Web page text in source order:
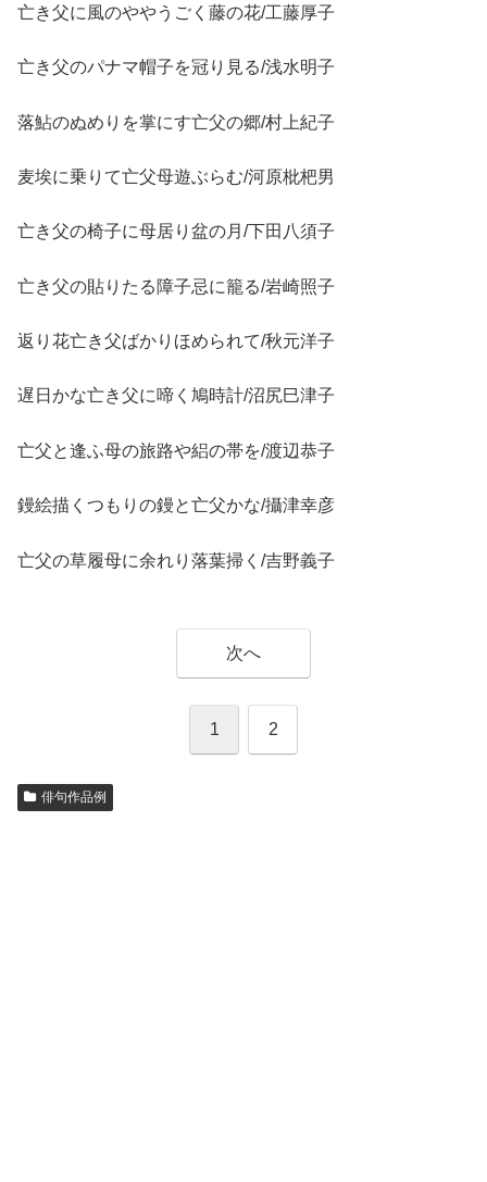
亡き父に風のややうごく藤の花/工藤厚子
亡き父のパナマ帽子を冠り見る/浅水明子
落鮎のぬめりを掌にす亡父の郷/村上紀子
麦埃に乗りて亡父母遊ぶらむ/河原枇杷男
亡き父の椅子に母居り盆の月/下田八須子
亡き父の貼りたる障子忌に籠る/岩崎照子
返り花亡き父ばかりほめられて/秋元洋子
遅日かな亡き父に啼く鳩時計/沼尻巳津子
亡父と逢ふ母の旅路や絽の帯を/渡辺恭子
鏝絵描くつもりの鏝と亡父かな/攝津幸彦
亡父の草履母に余れり落葉掃く/吉野義子
次へ
1 2
俳句作品例